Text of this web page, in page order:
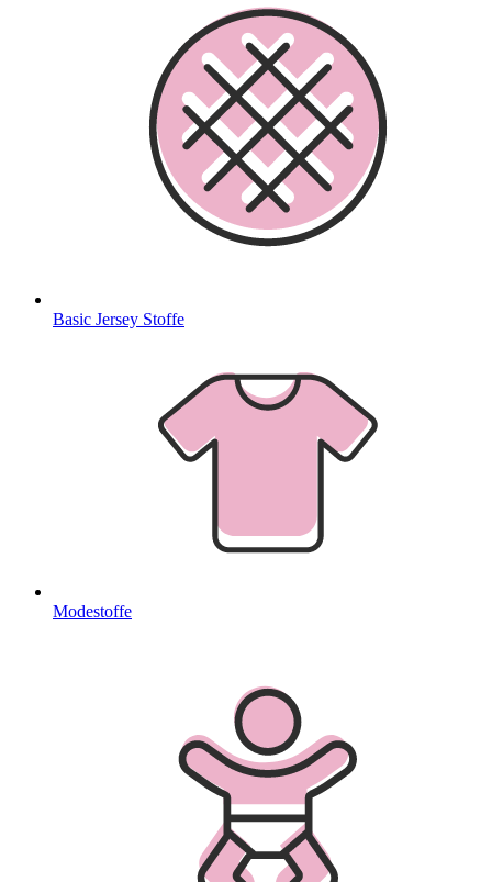
Basic Jersey Stoffe
Modestoffe